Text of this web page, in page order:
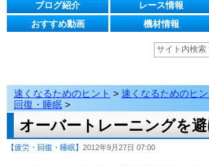
ブログ紹介
レース情報
おすすめ動画
機材情報
速くなるためのヒント > 速くなるためのヒ
回復・睡眠 >
オーバートレーニングを
【疲労・回復・睡眠】 2012年9月27日 07:00